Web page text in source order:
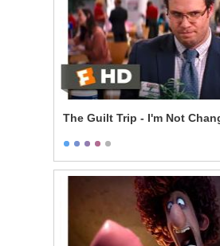
The Guilt Trip - I'm Not